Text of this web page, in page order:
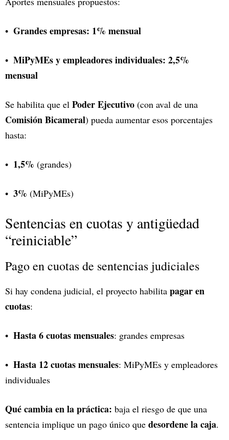
Grandes empresas: 1% mensual
MiPyMEs y empleadores individuales: 2,5%
mensual
Se habilita que el Poder Ejecutivo (con aval de una
Comisión Bicameral) pueda aumentar esos porcentajes
hasta:
1,5% (grandes)
3% (MiPyMEs)
Sentencias en cuotas y antigüedad
“reiniciable”
Pago en cuotas de sentencias judiciales
Si hay condena judicial, el proyecto habilita pagar en
cuotas:
Hasta 6 cuotas mensuales: grandes empresas
Hasta 12 cuotas mensuales: MiPyMEs y empleadores
individuales
Qué cambia en la práctica: baja el riesgo de que una
sentencia implique un pago único que desordene la caja.